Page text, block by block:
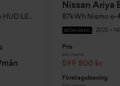
Evolve 87kWh 360° Panorama HUD LED Bose
Nissan Ariya
BEGAGNAD 2025 •
Pris
Inkl. moms
599 800 kr
Företagsleasing